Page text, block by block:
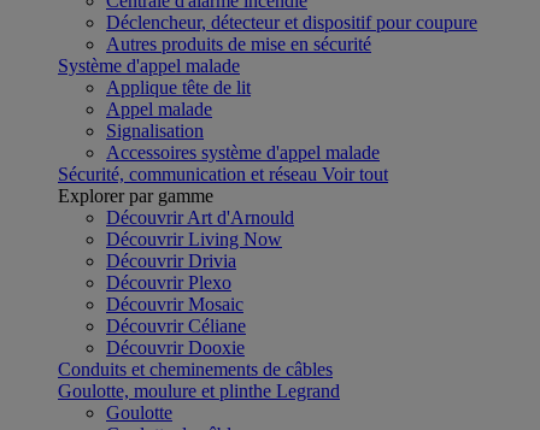
Déclencheur, détecteur et dispositif pour coupure
Autres produits de mise en sécurité
Système d'appel malade
Applique tête de lit
Appel malade
Signalisation
Accessoires système d'appel malade
Sécurité, communication et réseau Voir tout
Explorer par gamme
Découvrir Art d'Arnould
Découvrir Living Now
Découvrir Drivia
Découvrir Plexo
Découvrir Mosaic
Découvrir Céliane
Découvrir Dooxie
Conduits et cheminements de câbles
Goulotte, moulure et plinthe Legrand
Goulotte